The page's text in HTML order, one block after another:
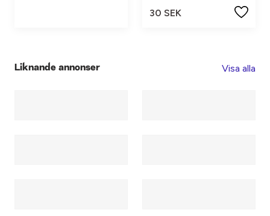
30 SEK
Liknande annonser Visa alla